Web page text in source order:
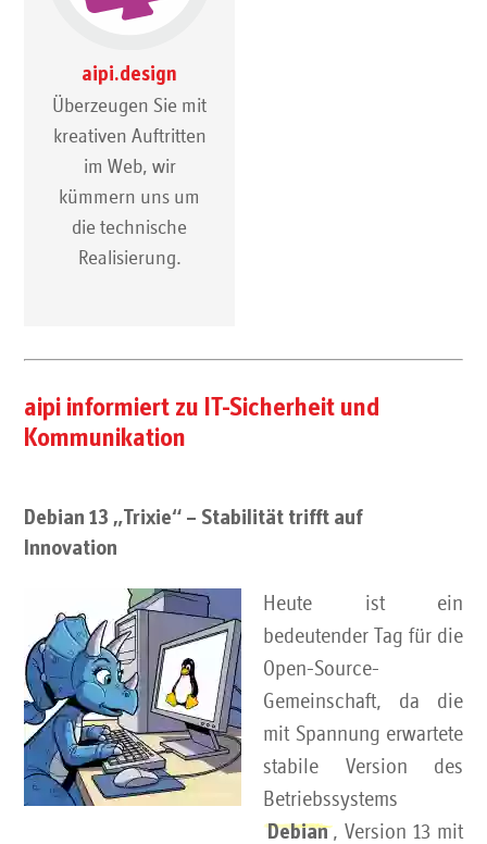
aipi.design
Überzeugen Sie mit
kreativen Auftritten
im Web, wir
kümmern uns um
die technische
Realisierung.
aipi informiert zu IT-Sicherheit und
Kommunikation
Debian 13 „Trixie“ – Stabilität trifft auf
Innovation
Heute ist ein
bedeutender Tag für die
Open-Source-
Gemeinschaft, da die
mit Spannung erwartete
stabile Version des
Betriebssystems
Debian , Version 13 mit